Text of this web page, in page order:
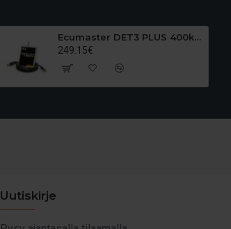
Ecumaster DET3 PLUS 400kPa Piggyback
249.15€
Uutiskirje